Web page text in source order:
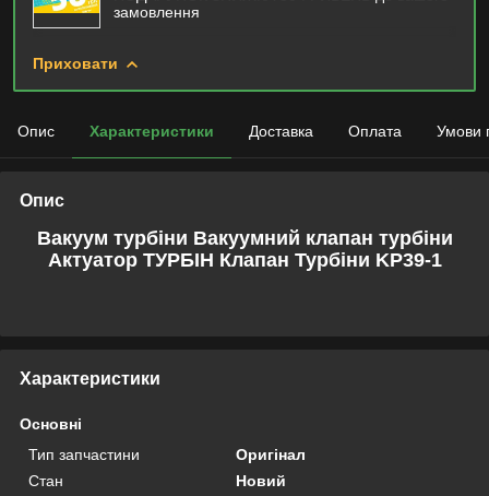
замовлення
Приховати
Опис Характеристики Доставка Оплата Умови
Опис
Вакуум турбіни Вакуумний клапан турбіни
Актуатор ТУРБІН Клапан Турбіни KP39-1
Характеристики
Основні
Тип запчастини
Оригінал
Стан
Новий